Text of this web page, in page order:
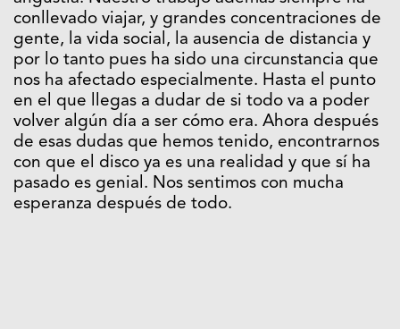
conllevado viajar, y grandes concentraciones de
gente, la vida social, la ausencia de distancia y
por lo tanto pues ha sido una circunstancia que
nos ha afectado especialmente. Hasta el punto
en el que llegas a dudar de si todo va a poder
volver algún día a ser cómo era. Ahora después
de esas dudas que hemos tenido, encontrarnos
con que el disco ya es una realidad y que sí ha
pasado es genial. Nos sentimos con mucha
esperanza después de todo.